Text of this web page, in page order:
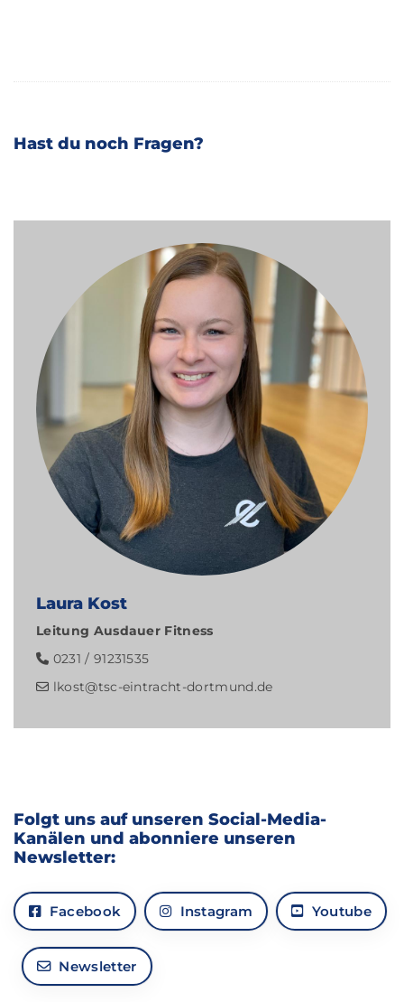
Hast du noch Fragen?
Laura Kost
Leitung Ausdauer Fitness
0231 / 91231535
lkost@tsc-eintracht-dortmund.de
Folgt uns auf unseren Social-Media-
Kanälen und abonniere unseren
Newsletter:
Facebook Instagram Youtube
Newsletter